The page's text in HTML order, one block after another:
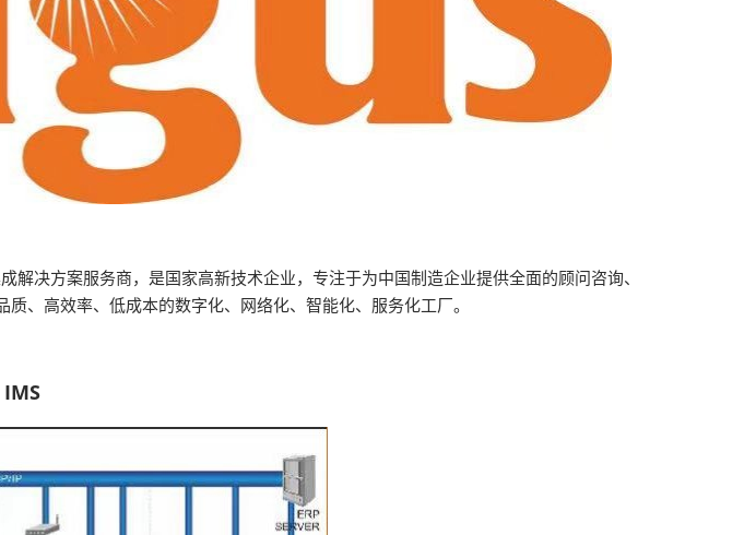
决方案服务商，是国家高新技术企业，专注于为中国制造企业提供全面的顾问咨询、
、高效率、低成本的数字化、网络化、智能化、服务化工厂。
IMS